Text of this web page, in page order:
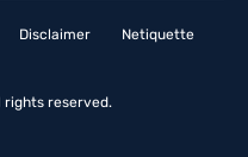
Disclaimer Netiquette
reserved.